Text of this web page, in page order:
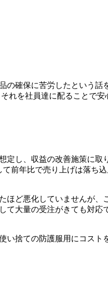
の確保に苦労したという話
れを社員達に配ることで安
定し、収益の改善施策に取
前年比で売り上げは落ち込
ほど悪化していませんが、
て大量の受注がきても対応
い捨ての防護服用にコスト